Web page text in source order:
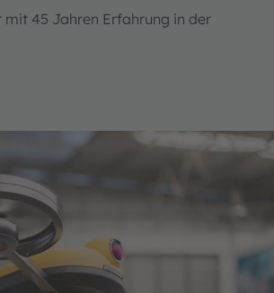
45 Jahren Erfahrung in der